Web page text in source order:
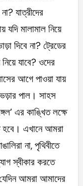
যাত্রীদের
মালামাল নিয়ে
দিবে না? ট্রেডের
যাবে? ওদের
আগে পাওয়া যায়
পাল। সাহস
এর কাঙ্খিত লক্ষে
হবে। এখানে আমরা
না, পৃথিবীতে
স্বীকার করতে
আমরা আমাদের